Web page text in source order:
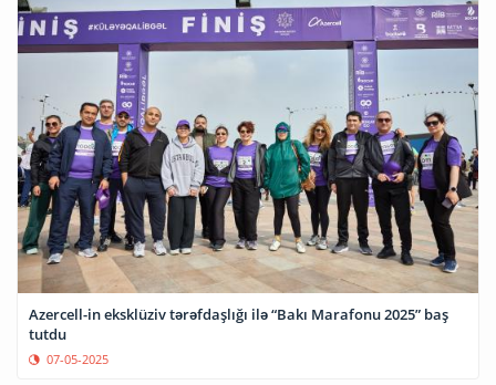
Azercell-in eksklüziv tərəfdaşlığı ilə “Bakı Marafonu 2025” baş
tutdu
07-05-2025